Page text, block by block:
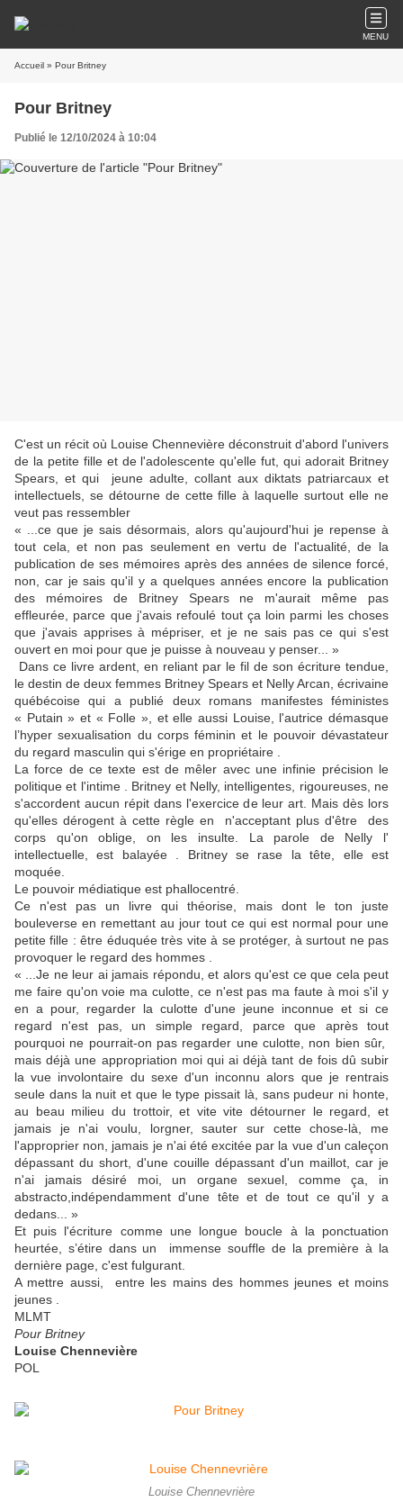
MENU
Accueil » Pour Britney
Pour Britney
Publié le 12/10/2024 à 10:04
C'est un récit où Louise Chennevière déconstruit d'abord l'univers
de la petite fille et de l'adolescente qu'elle fut, qui adorait Britney
Spears, et qui jeune adulte, collant aux diktats patriarcaux et
intellectuels, se détourne de cette fille à laquelle surtout elle ne
veut pas ressembler
« ...ce que je sais désormais, alors qu'aujourd'hui je repense à
tout cela, et non pas seulement en vertu de l'actualité, de la
publication de ses mémoires après des années de silence forcé,
non, car je sais qu'il y a quelques années encore la publication
des mémoires de Britney Spears ne m'aurait même pas
effleurée, parce que j'avais refoulé tout ça loin parmi les choses
que j'avais apprises à mépriser, et je ne sais pas ce qui s'est
ouvert en moi pour que je puisse à nouveau y penser... »
Dans ce livre ardent, en reliant par le fil de son écriture tendue,
le destin de deux femmes Britney Spears et Nelly Arcan, écrivaine
québécoise qui a publié deux romans manifestes féministes
« Putain » et « Folle », et elle aussi Louise, l'autrice démasque
l’hyper sexualisation du corps féminin et le pouvoir dévastateur
du regard masculin qui s'érige en propriétaire .
La force de ce texte est de mêler avec une infinie précision le
politique et l'intime . Britney et Nelly, intelligentes, rigoureuses, ne
s'accordent aucun répit dans l'exercice de leur art. Mais dès lors
qu'elles dérogent à cette règle en n'acceptant plus d'être des
corps qu'on oblige, on les insulte. La parole de Nelly l'
intellectuelle, est balayée . Britney se rase la tête, elle est
moquée.
Le pouvoir médiatique est phallocentré.
Ce n'est pas un livre qui théorise, mais dont le ton juste
bouleverse en remettant au jour tout ce qui est normal pour une
petite fille : être éduquée très vite à se protéger, à surtout ne pas
provoquer le regard des hommes .
« ...Je ne leur ai jamais répondu, et alors qu'est ce que cela peut
me faire qu'on voie ma culotte, ce n'est pas ma faute à moi s'il y
en a pour, regarder la culotte d'une jeune inconnue et si ce
regard n'est pas, un simple regard, parce que après tout
pourquoi ne pourrait-on pas regarder une culotte, non bien sûr,
mais déjà une appropriation moi qui ai déjà tant de fois dû subir
la vue involontaire du sexe d'un inconnu alors que je rentrais
seule dans la nuit et que le type pissait là, sans pudeur ni honte,
au beau milieu du trottoir, et vite vite détourner le regard, et
jamais je n'ai voulu, lorgner, sauter sur cette chose-là, me
l'approprier non, jamais je n'ai été excitée par la vue d'un caleçon
dépassant du short, d'une couille dépassant d'un maillot, car je
n'ai jamais désiré moi, un organe sexuel, comme ça, in
abstracto,indépendamment d'une tête et de tout ce qu'il y a
dedans... »
Et puis l'écriture comme une longue boucle à la ponctuation
heurtée, s’étire dans un immense souffle de la première à la
dernière page, c'est fulgurant.
A mettre aussi, entre les mains des hommes jeunes et moins
jeunes .
MLMT
Pour Britney
Louise Chennevière
POL
Louise Chennevrière